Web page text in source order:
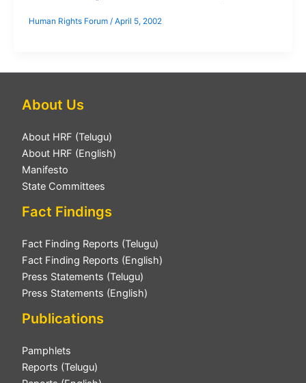
Human Rights Forum / April 5, 2002
About Us
About HRF (Telugu)
About HRF (English)
Manifesto
State Committees
Fact Findings
Fact Finding Reports (Telugu)
Fact Finding Reports (English)
Press Statements (Telugu)
Press Statements (English)
Publications
Pamphlets
Reports (Telugu)